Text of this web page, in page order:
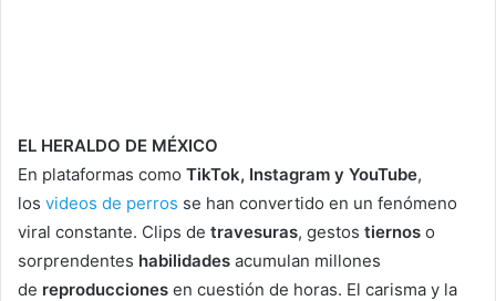
EL HERALDO DE MÉXICO
En plataformas como TikTok, Instagram y YouTube,
los videos de perros se han convertido en un fenómeno
viral constante. Clips de travesuras, gestos tiernos o
sorprendentes habilidades acumulan millones
de reproducciones en cuestión de horas. El carisma y la